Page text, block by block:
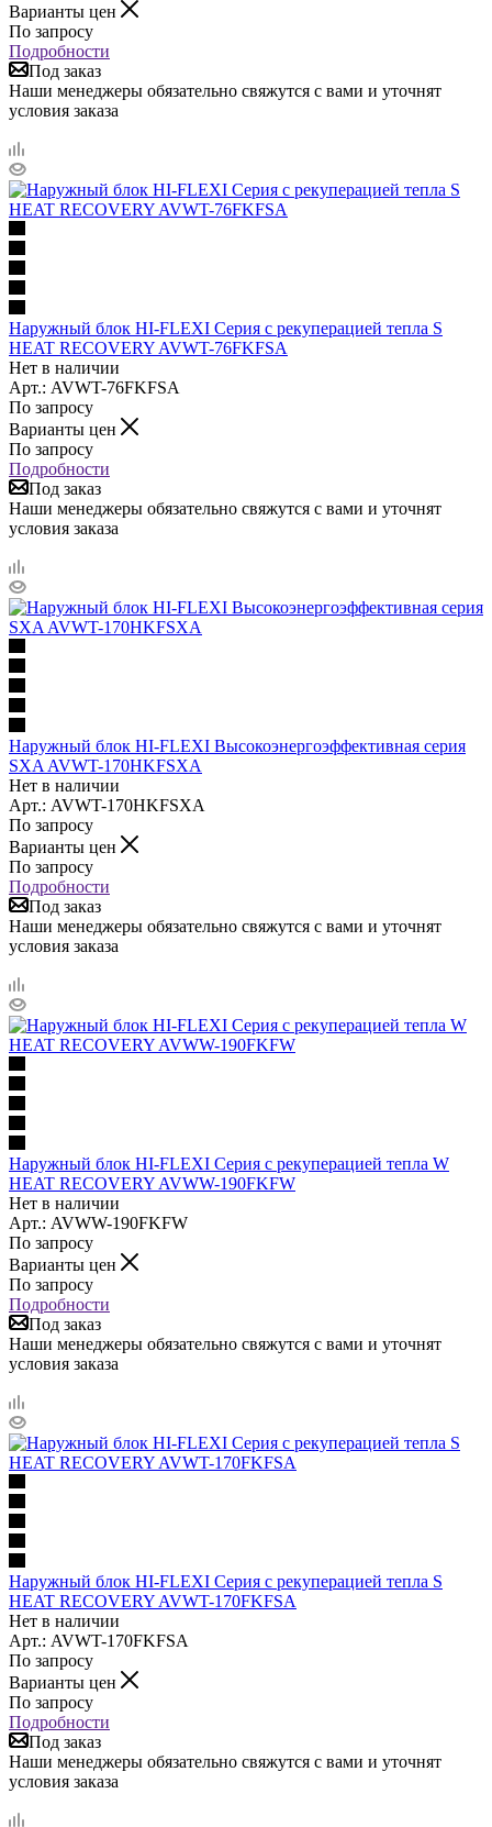
Варианты цен
По запросу
Подробности
Под заказ
Наши менеджеры обязательно свяжутся с вами и уточнят
условия заказа
Наружный блок HI-FLEXI Серия с рекуперацией тепла S
HEAT RECOVERY AVWT-76FKFSA
Нет в наличии
Арт.: AVWT-76FKFSA
По запросу
Варианты цен
По запросу
Подробности
Под заказ
Наши менеджеры обязательно свяжутся с вами и уточнят
условия заказа
Наружный блок HI-FLEXI Высокоэнергоэффективная серия
SXA AVWT-170HKFSXA
Нет в наличии
Арт.: AVWT-170HKFSXA
По запросу
Варианты цен
По запросу
Подробности
Под заказ
Наши менеджеры обязательно свяжутся с вами и уточнят
условия заказа
Наружный блок HI-FLEXI Серия с рекуперацией тепла W
HEAT RECOVERY AVWW-190FKFW
Нет в наличии
Арт.: AVWW-190FKFW
По запросу
Варианты цен
По запросу
Подробности
Под заказ
Наши менеджеры обязательно свяжутся с вами и уточнят
условия заказа
Наружный блок HI-FLEXI Серия с рекуперацией тепла S
HEAT RECOVERY AVWT-170FKFSA
Нет в наличии
Арт.: AVWT-170FKFSA
По запросу
Варианты цен
По запросу
Подробности
Под заказ
Наши менеджеры обязательно свяжутся с вами и уточнят
условия заказа